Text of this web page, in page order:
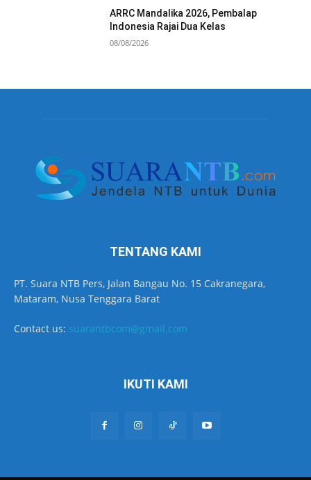
ARRC Mandalika 2026, Pembalap
Indonesia Rajai Dua Kelas
08/08/2026
TENTANG KAMI
PT. Suara NTB Pers, Jalan Bangau No. 15 Cakranegara,
Mataram, Nusa Tenggara Barat
Contact us: suarantbcom@gmail.com
IKUTI KAMI